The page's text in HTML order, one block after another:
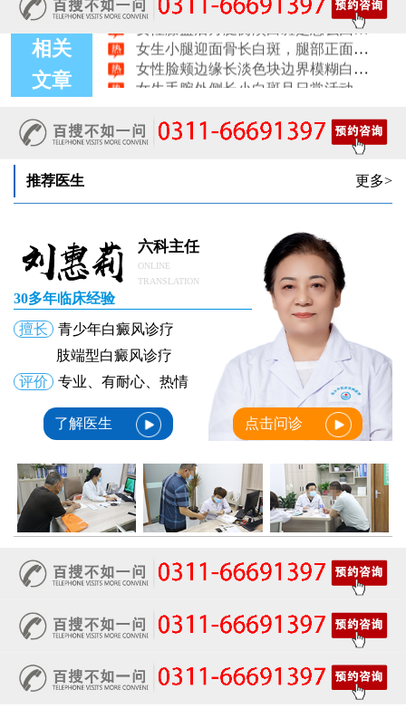
相关
文章
女性膝盖后方腿窝淡白斑是怎么回事 隐蔽处白斑咨询
女性脸颊边缘长淡色块边界模糊白斑是怎么回事
女生手腕外侧长小白斑且日常活动发白，警惕白癜风信号
女生后腰中间长淡色斑腰部正中发白要紧吗
推荐医生 更多>
六科主任
ONLINE
TRANSLATION
30多年临床经验
擅长
青少年白癜风诊疗
肢端型白癜风诊疗
评价
专业、有耐心、热情
了解医生 点击问诊